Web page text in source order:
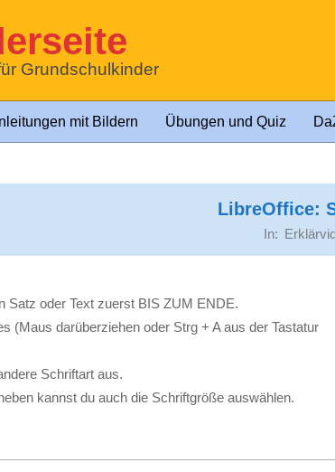
Grundschulkinder
mit Bildern Übungen und Quiz
LibreOffice:
In:
Satz oder Text zuerst BIS ZUM ENDE.
(Maus darüberziehen oder Strg + A aus der Tastatur
Schriftart aus.
kannst du auch die Schriftgröße auswählen.